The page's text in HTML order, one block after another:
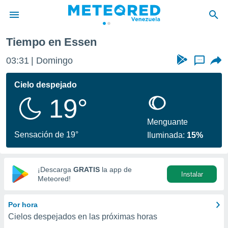
de
ha
calidad.
a este
las
y
digital
basada
Tiempo en Essen
03:31 Domingo ...
Cielo despejado
19°
Sensación de 19°
Menguante
Iluminada: 15%
¡Descarga GRATIS la app de
Meteored!
Instalar
Por hora
Cielos despejados en las próximas horas